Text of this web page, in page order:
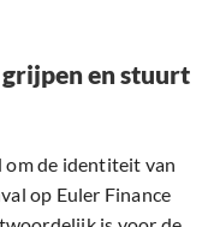
en stuurt
om de identiteit van
op Euler Finance